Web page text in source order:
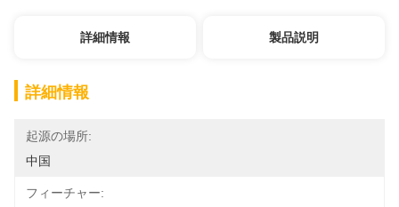
詳細情報 製品説明
詳細情報
起源の場所:
中国
フィーチャー: